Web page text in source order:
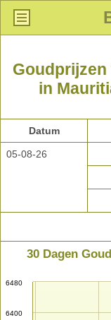
Goudprijzen
in
Datum
05-08-26
30 Dagen
6400
6480